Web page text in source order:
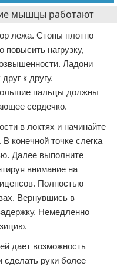
лежа. Стопы плотно
нагрузку,
Ладони
к другу.
пальцы должны
сердечко.
в локтях и начинайте
конечной точке слегка
Далее выполните
внимание на
Полностью
Вернувшись в
Немедленно
дает возможность
сделать руки более